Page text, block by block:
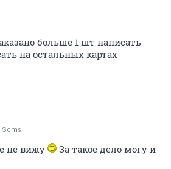
больше 1 шт написать
на остальных картах
Soms
не вижу
За такое дело могу и